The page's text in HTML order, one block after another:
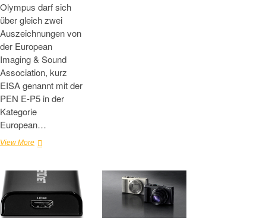
Olympus darf sich
über gleich zwei
Auszeichnungen von
der European
Imaging & Sound
Association, kurz
EISA genannt mit der
PEN E-P5 in der
Kategorie
European…
View MoreEISA-
für
die
Olympus
PEN